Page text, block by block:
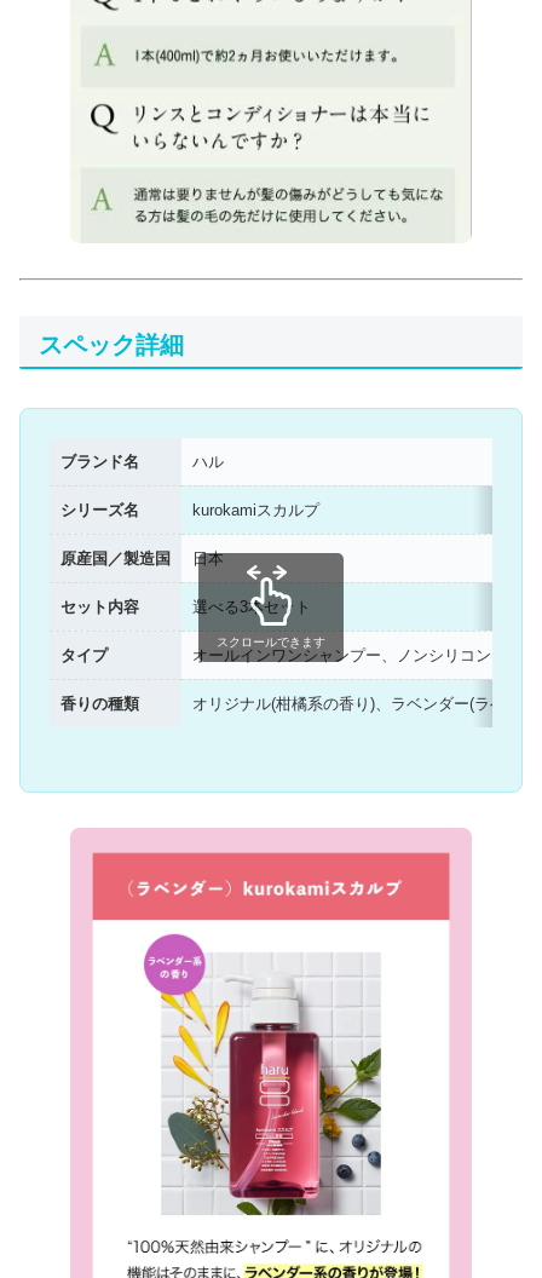
スペック詳細
ブランド名 ハル
シリーズ名 kurokamiスカルプ
原産国／製造国 日本
セット内容 選べる3本セット
タイプ オールインワンシャンプー、ノンシリコン、ア
香りの種類 オリジナル(柑橘系の香り)、ラベンダー(ラベン
スクロールできます